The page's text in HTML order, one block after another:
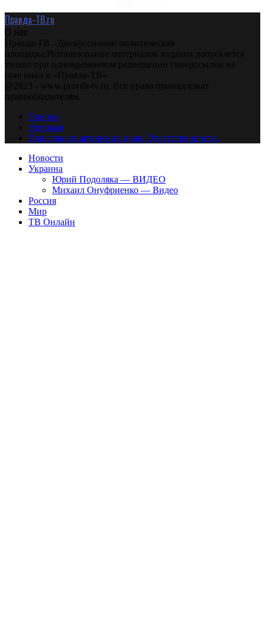
Правда-ТВ.ru
О нас
Правда-ТВ - Дискуссионно политическая
площадка.Использование материалов издания допускается
только при одновременном размещении гиперссылки на
оригинал в «Правда-ТВ»
@2023 - www.pravda-tv.ru. Все права принадлежат
правообладателям.
Главная
Авторам
Владельцам авторских прав. Ответственности.
Новости
Украина
Юрий Подоляка — ВИДЕО
Михаил Онуфриенко — Видео
Россия
Мир
ТВ Онлайн